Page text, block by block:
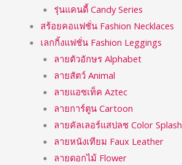
รุ่นแคนดี้ Candy Series
สร้อยคอแฟชั่น Fashion Necklaces
เลกกิ้งแฟชั่น Fashion Leggings
ลายตัวอักษร Alphabet
ลายสัตว์ Animal
ลายแอซเท็ค Aztec
ลายการ์ตูน Cartoon
ลายคัลเลอร์แสปลช Color Splash
ลายหนังเทียม Faux Leather
ลายดอกไม้ Flower